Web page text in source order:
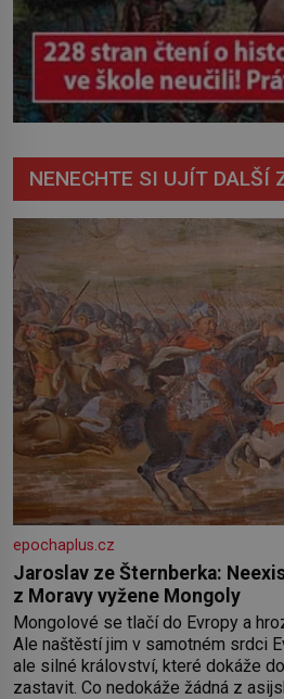
NENECHTE SI UJÍT DALŠÍ
epochaplus.cz
Jaroslav ze Šternberka:
z Moravy vyžene Mongoly
Mongolové se tlačí do Evropy a
Ale naštěstí jim v samotném srdci
ale silné království, které dokáže
zastavit. Co nedokáže žádná z